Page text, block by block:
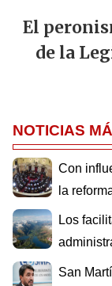
El
de la
NOTICIAS
Con
la
Los
San